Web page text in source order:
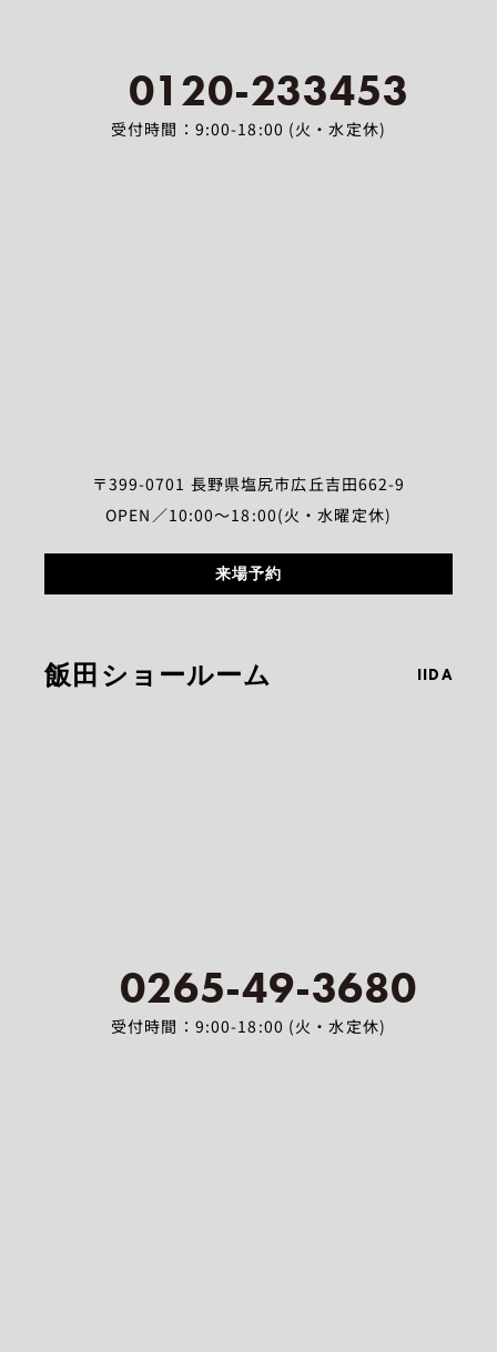
0120-233453
受付時間：9:00-18:00 (火・水定休)
〒399-0701 長野県塩尻市広丘吉田662-9
OPEN／10:00～18:00(火・水曜定休)
来場予約
飯田ショールーム IIDA
0265-49-3680
受付時間：9:00-18:00 (火・水定休)